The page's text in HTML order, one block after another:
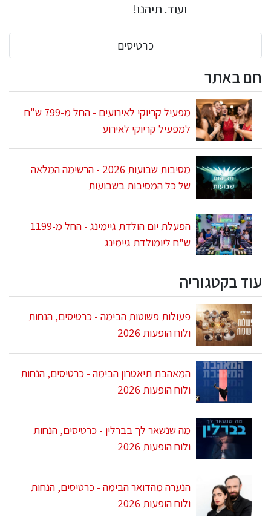
ועוד. תיהנו!
כרטיסים
חם באתר
מפעיל קריוקי לאירועים - החל מ-799 ש"ח
למפעיל קריוקי לאירוע
מסיבות שבועות 2026 - הרשימה המלאה
של כל המסיבות בשבועות
הפעלת יום הולדת גיימינג - החל מ-1199
ש"ח ליומולדת גיימינג
עוד בקטגוריה
פעולות פשוטות הבימה - כרטיסים, הנחות
ולוח הופעות 2026
המאהבת תיאטרון הבימה - כרטיסים, הנחות
ולוח הופעות 2026
מה שנשאר לך בברלין - כרטיסים, הנחות
ולוח הופעות 2026
הנערה מהדואר הבימה - כרטיסים, הנחות
ולוח הופעות 2026